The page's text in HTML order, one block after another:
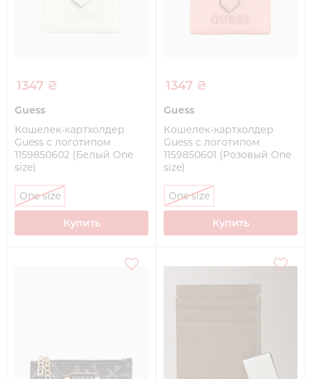
1347 ₴
Guess
Кошелек-картхолдер
Guess с логотипом
1159850602 (Белый One
size)
One size
Купить
1347 ₴
Guess
Кошелек-картхолдер
Guess с логотипом
1159850601 (Розовый One
size)
One size
Купить